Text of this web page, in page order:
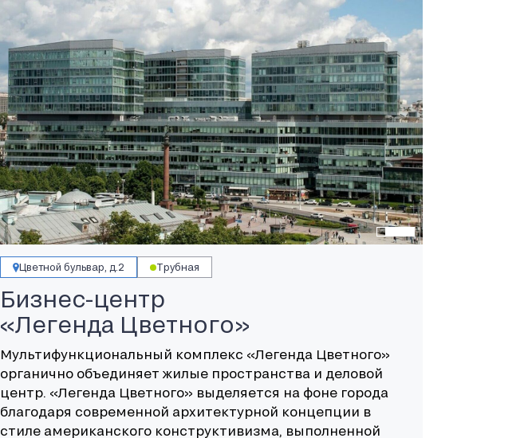
Цветной бульвар, д.2 Трубная
Бизнес-центр
«Легенда Цветного»
Мультифункциональный комплекс «Легенда Цветного»
органично объединяет жилые пространства и деловой
центр. «Легенда Цветного» выделяется на фоне города
благодаря современной архитектурной концепции в
стиле американского конструктивизма, выполненной